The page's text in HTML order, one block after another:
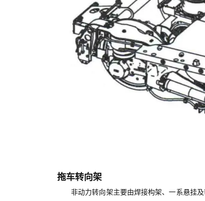
拖车转向架
非动力转向架主要由焊接构架、一系悬挂